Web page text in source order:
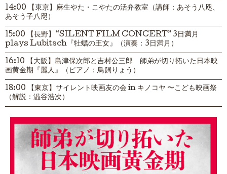
14:00 【東京】麻生やた・こやたの活弁教室（講師：あそう八咫、
あそう子八咫）
15:00 【長野】“SILENT FILM CONCERT” 3日満月
plays Lubitsch『牡蠣の王女』（演奏：3日満月）
16:10 【大阪】島津保次郎と吉村公三郎 師弟が切り拓いた日本映
画黄金期『麗人』（ピアノ：鳥飼りょう）
18:00 【東京】サイレント映画友の会 in キノコヤ 〜こども映画祭
（解説：澁谷浩次）